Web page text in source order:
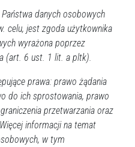
na
jest tylko jednym z wątków
wymierzono kary
- 15 lat; jednemu - 12
7 lat; 4 lat i 3,5 roku
się m.in. sprawa porwania i
danych osobowych
celu, jest zgoda użytkownika
wyrażona poprzez
(art. 6 ust. 1 lit. a pltk).
prawa: prawo żądania
do ich sprostowania, prawo
przetwarzania oraz
informacji na temat
w tym